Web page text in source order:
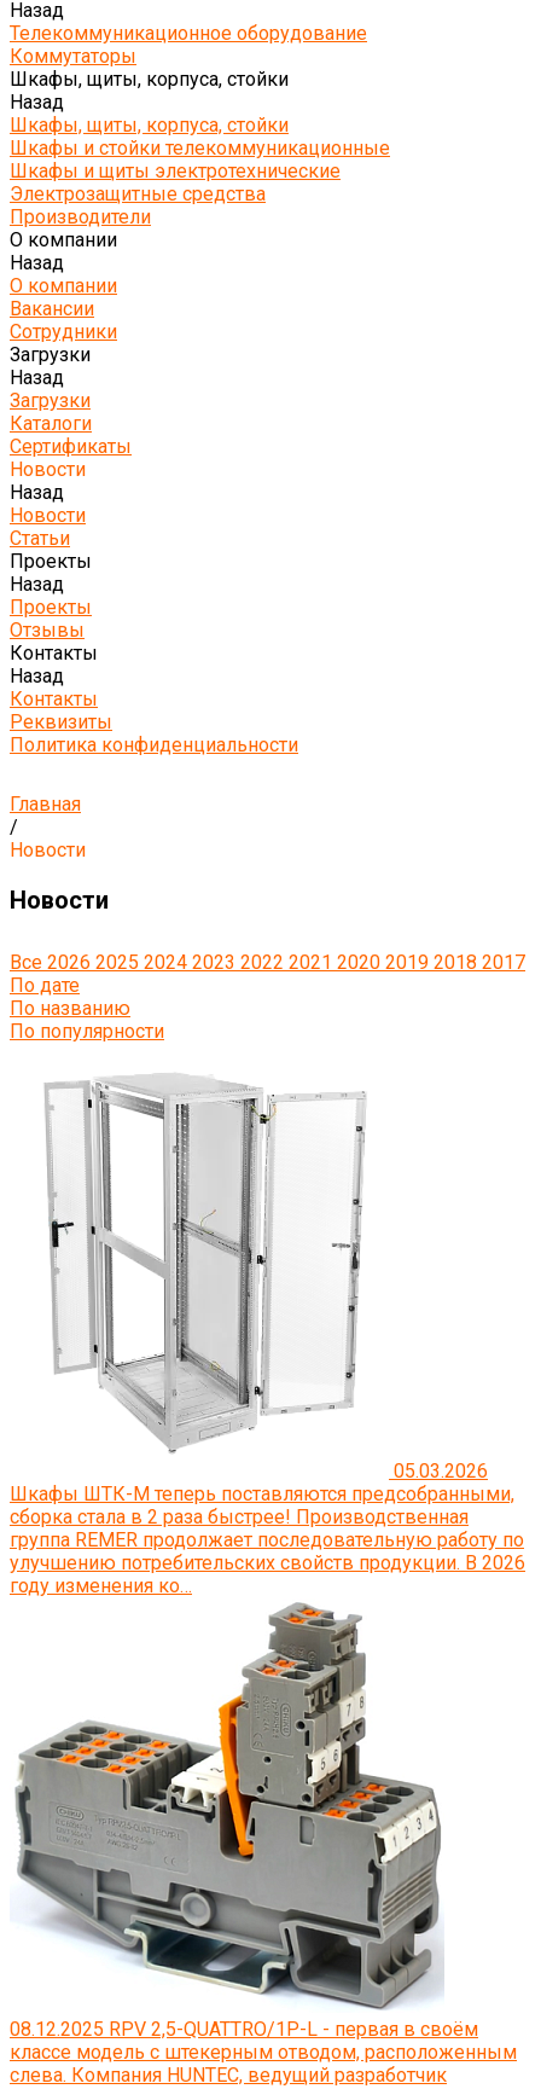
Назад
Телекоммуникационное оборудование
Коммутаторы
Шкафы, щиты, корпуса, стойки
Назад
Шкафы, щиты, корпуса, стойки
Шкафы и стойки телекоммуникационные
Шкафы и щиты электротехнические
Электрозащитные средства
Производители
О компании
Назад
О компании
Вакансии
Сотрудники
Загрузки
Назад
Загрузки
Каталоги
Сертификаты
Новости
Назад
Новости
Статьи
Проекты
Назад
Проекты
Отзывы
Контакты
Назад
Контакты
Реквизиты
Политика конфиденциальности
Главная
/
Новости
Новости
Все 2026 2025 2024 2023 2022 2021 2020 2019 2018 2017
По дате
По названию
По популярности
05.03.2026
Шкафы ШТК-М теперь поставляются предсобранными,
сборка стала в 2 раза быстрее! Производственная
группа REMER продолжает последовательную работу по
улучшению потребительских свойств продукции. В 2026
году изменения ко…
08.12.2025 RPV 2,5-QUATTRO/1P-L - первая в своём
классе модель с штекерным отводом, расположенным
слева. Компания HUNTEC, ведущий разработчик